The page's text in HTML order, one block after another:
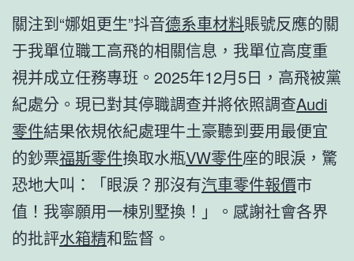
關注到“娜姐更生”抖音德系車材料賬號反應的關
于我單位職工高飛的相關信息，我單位高度重
視并成立任務專班。2025年12月5日，高飛被黨
紀處分。現已對其停職調查并將依照調查Audi
零件結果依規依紀處理牛土豪聽到要用最便宜
的鈔票福斯零件換取水瓶VW零件座的眼淚，驚
恐地大叫：「眼淚？那沒有汽車零件報價市
值！我寧願用一棟別墅換！」。感謝社會各界
的批評水箱精和監督。